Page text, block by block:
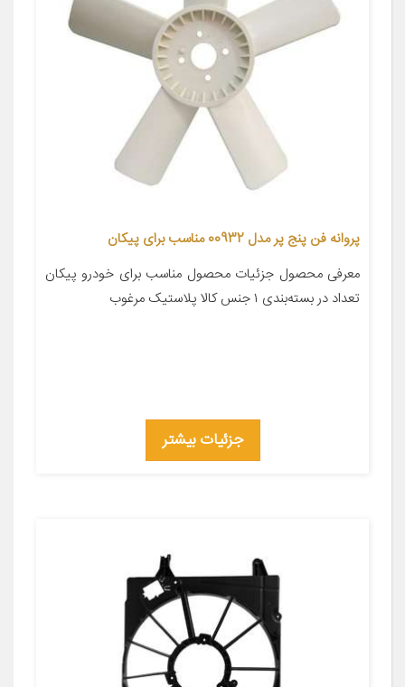
پروانه فن پنج پر مدل 00932 مناسب برای پیکان
معرفی محصول جزئیات محصول مناسب برای خودرو پیکان
تعداد در بسته‌بندی ۱ جنس کالا پلاستیک مرغوب
جزئیات بیشتر